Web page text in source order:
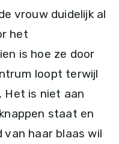
vrouw duidelijk al
het
is hoe ze door
loopt terwijl
. Het is niet aan
staat en
van haar blaas wil